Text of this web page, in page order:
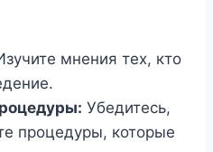
мнения тех, кто
Убедитесь,
процедуры, которые